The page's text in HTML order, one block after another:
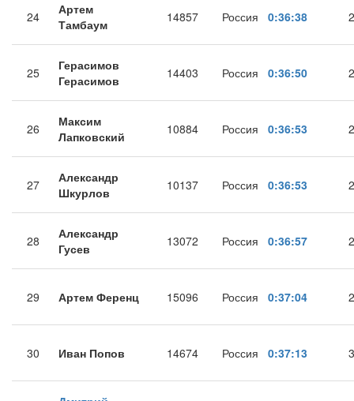
24
Артем
Тамбаум
14857 Россия 0:36:38
25
Герасимов
Герасимов
14403 Россия 0:36:50
26
Максим
Лапковский
10884 Россия 0:36:53
27
Александр
Шкурлов
10137 Россия 0:36:53
28
Александр
Гусев
13072 Россия 0:36:57
29 Артем Ференц 15096 Россия 0:37:04
30 Иван Попов 14674 Россия 0:37:13